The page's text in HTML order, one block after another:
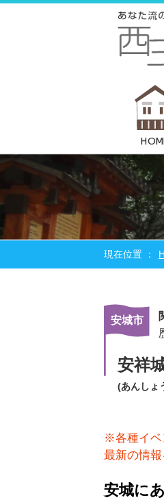
安城市
安祥
(あんしょ
※各種イベ
最新の情
安城に